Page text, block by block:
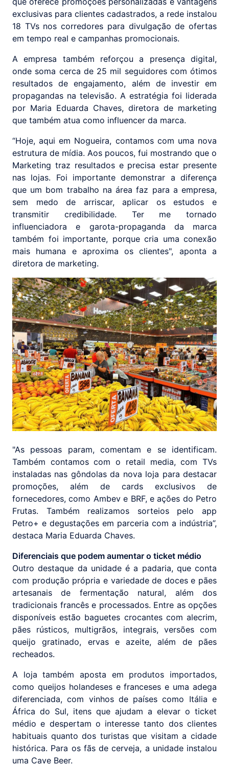
exclusivas para clientes cadastrados, a rede instalou
18 TVs nos corredores para divulgação de ofertas
em tempo real e campanhas promocionais.
A empresa também reforçou a presença digital,
onde soma cerca de 25 mil seguidores com ótimos
resultados de engajamento, além de investir em
propagandas na televisão. A estratégia foi liderada
por Maria Eduarda Chaves, diretora de marketing
que também atua como influencer da marca.
“Hoje, aqui em Nogueira, contamos com uma nova
estrutura de mídia. Aos poucos, fui mostrando que o
Marketing traz resultados e precisa estar presente
nas lojas. Foi importante demonstrar a diferença
que um bom trabalho na área faz para a empresa,
sem medo de arriscar, aplicar os estudos e
transmitir credibilidade. Ter me tornado
influenciadora e garota-propaganda da marca
também foi importante, porque cria uma conexão
mais humana e aproxima os clientes", aponta a
diretora de marketing.
"As pessoas param, comentam e se identificam.
Também contamos com o retail media, com TVs
instaladas nas gôndolas da nova loja para destacar
promoções, além de cards exclusivos de
fornecedores, como Ambev e BRF, e ações do Petro
Frutas. Também realizamos sorteios pelo app
Petro+ e degustações em parceria com a indústria”,
destaca Maria Eduarda Chaves.
Diferenciais que podem aumentar o ticket médio
Outro destaque da unidade é a padaria, que conta
com produção própria e variedade de doces e pães
artesanais de fermentação natural, além dos
tradicionais francês e processados. Entre as opções
disponíveis estão baguetes crocantes com alecrim,
pães rústicos, multigrãos, integrais, versões com
queijo gratinado, ervas e azeite, além de pães
recheados.
A loja também aposta em produtos importados,
como queijos holandeses e franceses e uma adega
diferenciada, com vinhos de países como Itália e
África do Sul, itens que ajudam a elevar o ticket
médio e despertam o interesse tanto dos clientes
habituais quanto dos turistas que visitam a cidade
histórica. Para os fãs de cerveja, a unidade instalou
uma Cave Beer.